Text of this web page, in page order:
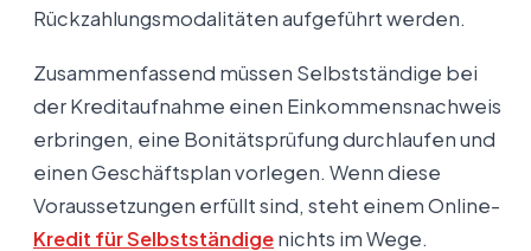
Rückzahlungsmodalitäten aufgeführt werden.
Zusammenfassend müssen Selbstständige bei
der Kreditaufnahme einen Einkommensnachweis
erbringen, eine Bonitätsprüfung durchlaufen und
einen Geschäftsplan vorlegen. Wenn diese
Voraussetzungen erfüllt sind, steht einem Online-
Kredit für Selbstständigenichts im Wege.